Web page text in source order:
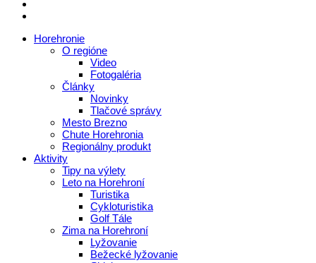
Horehronie
O regióne
Video
Fotogaléria
Články
Novinky
Tlačové správy
Mesto Brezno
Chute Horehronia
Regionálny produkt
Aktivity
Tipy na výlety
Leto na Horehroní
Turistika
Cykloturistika
Golf Tále
Zima na Horehroní
Lyžovanie
Bežecké lyžovanie